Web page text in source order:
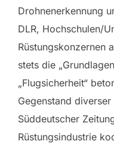
Drohnenerkennung
DLR, Hochschulen/
Rüstungskonzernen
stets die
„Flugsicherheit“
Gegenstand
Süddeutscher
Rüstungsindustrie